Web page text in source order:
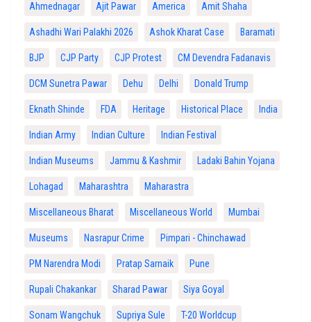
Ahmednagar Ajit Pawar America Amit Shaha
Ashadhi Wari Palakhi 2026 Ashok Kharat Case Baramati
BJP CJP Party CJP Protest CM Devendra Fadanavis
DCM Sunetra Pawar Dehu Delhi Donald Trump
Eknath Shinde FDA Heritage Historical Place India
Indian Army Indian Culture Indian Festival
Indian Museums Jammu & Kashmir Ladaki Bahin Yojana
Lohagad Maharashtra Maharastra
Miscellaneous Bharat Miscellaneous World Mumbai
Museums Nasrapur Crime Pimpari - Chinchawad
PM Narendra Modi Pratap Sarnaik Pune
Rupali Chakankar Sharad Pawar Siya Goyal
Sonam Wangchuk Supriya Sule T-20 Worldcup